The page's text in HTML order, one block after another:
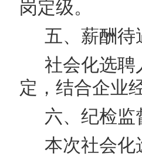
岗定级。
五、薪酬待
社会化选聘
定，结合企业
六、纪检监
本次社会化